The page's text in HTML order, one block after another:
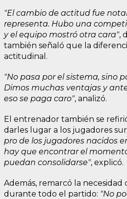
"El cambio de actitud fue
representa. Hubo una
y el equipo mostró otra cara",
también señaló que la
actitudinal.
"No pasa por el sistema, sino
Dimos muchas ventajas y
eso se paga caro", analizó.
El entrenador también se
darles lugar a los jugadores
pro de los jugadores nacidos
hay que encontrar el
puedan consolidarse", explicó.
Además, remarcó la necesidad
durante todo el partido: "No